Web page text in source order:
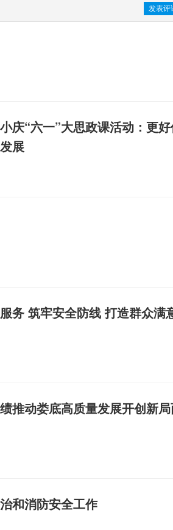
庆“六一”大思政课活动：更
展
务 筑牢安全防线 打造群众满
推动娄底高质量发展开创新
和消防安全工作